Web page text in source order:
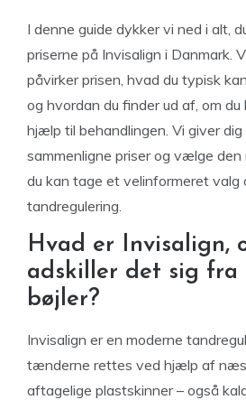
I denne guide dykker vi ned i alt,
priserne på Invisalign i Danmark.
påvirker prisen, hvad du typisk
og hvordan du finder ud af, om
hjælp til behandlingen. Vi giver
sammenligne priser og vælge den
du kan tage et velinformeret valg
tandregulering.
Hvad er Invisalign,
adskiller det sig
bøjler?
Invisalign er en moderne
tænderne rettes ved hjælp af
aftagelige plastskinner – også